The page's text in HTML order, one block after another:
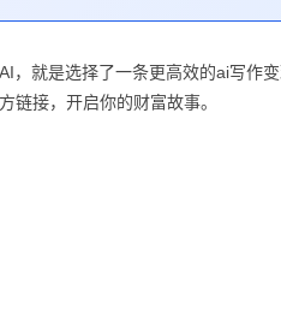
，就是选择了一条更高效的ai写作
链接，开启你的财富故事。